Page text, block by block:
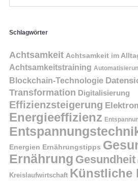
Schlagwörter
Achtsamkeit Achtsamkeit im
Achtsamkeitstraining
Blockchain-Technologie
Transformation Digitalisierung
Effizienzsteigerung
Energieeffizienz
Energien Ernährungstipps
Ernährung Gesundheit
Kreislaufwirtschaft Künstliche